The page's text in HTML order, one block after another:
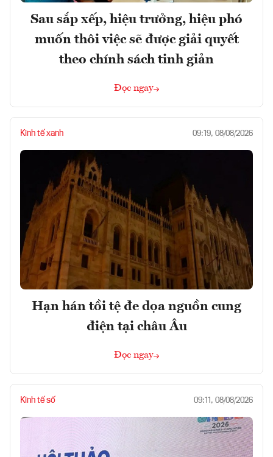
Sau sắp xếp, hiệu trưởng, hiệu phó
muốn thôi việc sẽ được giải quyết
theo chính sách tinh giản
Đọc ngay
Kinh tế xanh 09:19, 08/08/2026
Hạn hán tồi tệ đe dọa nguồn cung
điện tại châu Âu
Đọc ngay
Kinh tế số 09:11, 08/08/2026